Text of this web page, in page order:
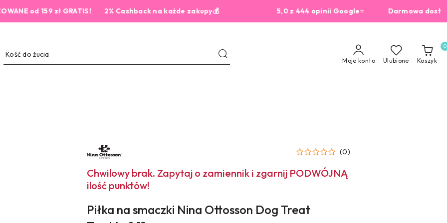
od 159 zł GRATIS! 2% Cashback na każde zakupy💰 5,0 z 444 opinii Google ⭐Darmowa dostawa od
Moje konto Ulubione Koszyk
0
NAZWA
PRODUCENTA:
NINA
OTTOSSON
(0)
Chwilowy brak. Zapytaj o zamiennik i zgarnij PODWÓJNĄ
ilość punktów!
Piłka na smaczki Nina Ottosson Dog Treat